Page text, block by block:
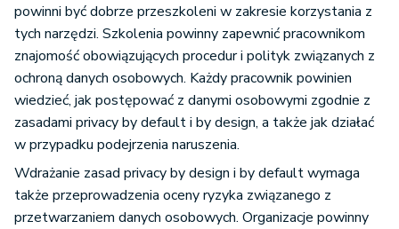
powinni być dobrze przeszkoleni w zakresie korzystania z
tych narzędzi. Szkolenia powinny zapewnić pracownikom
znajomość obowiązujących procedur i polityk związanych z
ochroną danych osobowych. Każdy pracownik powinien
wiedzieć, jak postępować z danymi osobowymi zgodnie z
zasadami privacy by default i by design, a także jak działać
w przypadku podejrzenia naruszenia.
Wdrażanie zasad privacy by design i by default wymaga
także przeprowadzenia oceny ryzyka związanego z
przetwarzaniem danych osobowych. Organizacje powinny